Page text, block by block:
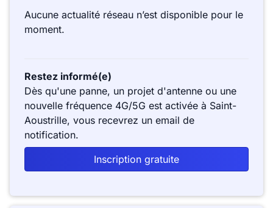
Aucune actualité réseau n’est disponible pour le
moment.
Restez informé(e)
Dès qu'une panne, un projet d'antenne ou une
nouvelle fréquence 4G/5G est activée à Saint-
Aoustrille, vous recevrez un email de
notification.
Inscription gratuite